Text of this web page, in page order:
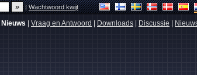
|Wachtwoord kwijt
Nieuws Vraag en Antwoord Downloads Discussie